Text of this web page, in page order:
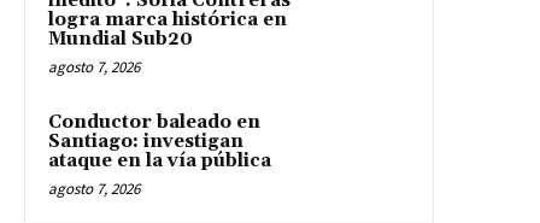
logra marca histórica en
Mundial Sub20
agosto 7, 2026
Conductor baleado en
Santiago: investigan
ataque en la vía pública
agosto 7, 2026